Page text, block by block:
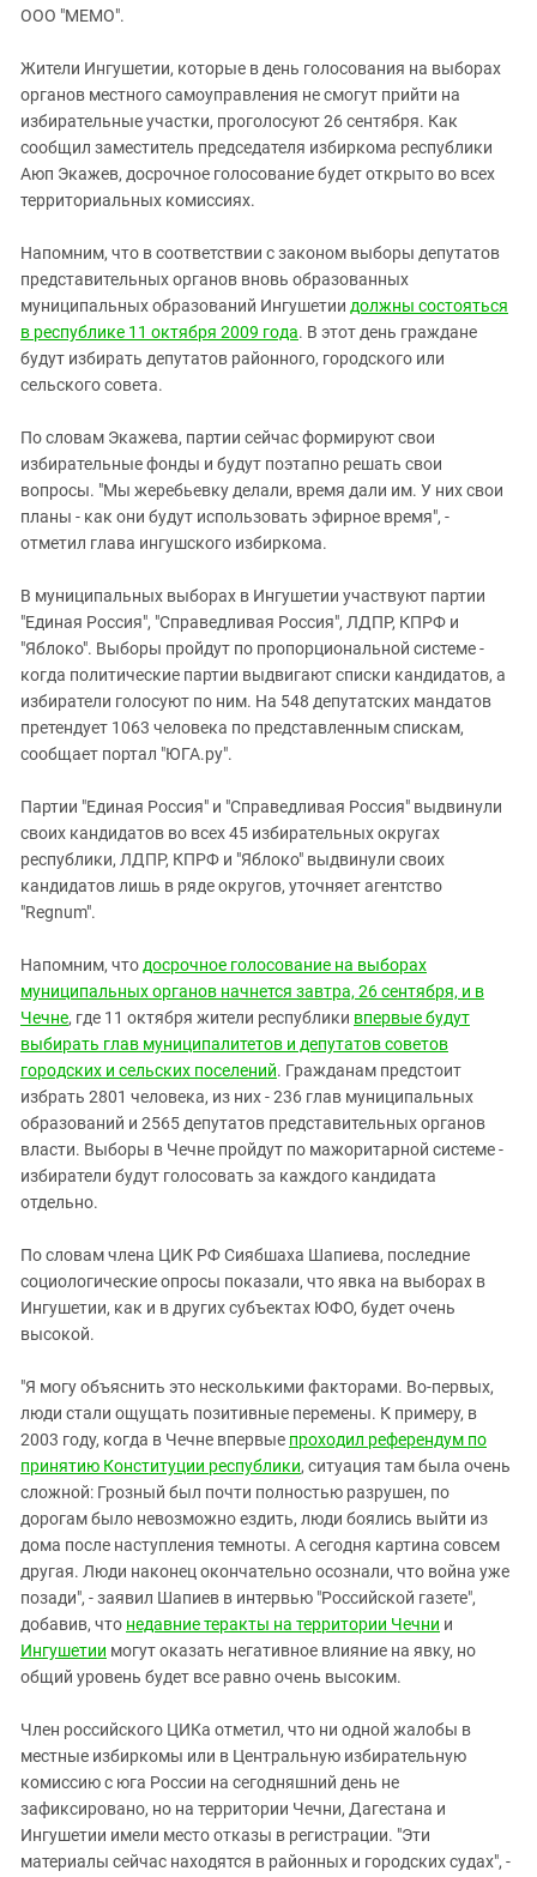
ИНАКОМЫСЛИЕ В ЧЕЧНЕ
ПРЕСЛЕДОВАНИЕ АКТИВИСТОВ
МОБИЛИЗАЦИЯ И ПРОТЕСТЫ
Дагестан
Кабардино-Балкария
Калмыкия
Карачаево-Черкесия
Краснодарский край
Российская Федерация
Ростовская область
Северная Осетия - Алания
СКФО
Ставропольский край
Чечня
Южная Осетия
Южный Кавказ
ООО "МЕМО".
Жители Ингушетии, которые в день голосования на выборах
органов местного самоуправления не смогут прийти на
избирательные участки, проголосуют 26 сентября. Как
сообщил заместитель председателя избиркома республики
Аюп Экажев, досрочное голосование будет открыто во всех
территориальных комиссиях.
Напомним, что в соответствии с законом выборы депутатов
представительных органов вновь образованных
муниципальных образований Ингушетии должны состояться
в республике 11 октября 2009 года. В этот день граждане
будут избирать депутатов районного, городского или
сельского совета.
По словам Экажева, партии сейчас формируют свои
избирательные фонды и будут поэтапно решать свои
вопросы. "Мы жеребьевку делали, время дали им. У них свои
планы - как они будут использовать эфирное время", -
отметил глава ингушского избиркома.
В муниципальных выборах в Ингушетии участвуют партии
"Единая Россия", "Справедливая Россия", ЛДПР, КПРФ и
"Яблоко". Выборы пройдут по пропорциональной системе -
когда политические партии выдвигают списки кандидатов, а
избиратели голосуют по ним. На 548 депутатских мандатов
претендует 1063 человека по представленным спискам,
сообщает портал "ЮГА.ру".
Партии "Единая Россия" и "Справедливая Россия" выдвинули
своих кандидатов во всех 45 избирательных округах
республики, ЛДПР, КПРФ и "Яблоко" выдвинули своих
кандидатов лишь в ряде округов, уточняет агентство
"Regnum".
Напомним, что досрочное голосование на выборах
муниципальных органов начнется завтра, 26 сентября, и в
Чечне, где 11 октября жители республики впервые будут
выбирать глав муниципалитетов и депутатов советов
городских и сельских поселений. Гражданам предстоит
избрать 2801 человека, из них - 236 глав муниципальных
образований и 2565 депутатов представительных органов
власти. Выборы в Чечне пройдут по мажоритарной системе -
избиратели будут голосовать за каждого кандидата
отдельно.
По словам члена ЦИК РФ Сиябшаха Шапиева, последние
социологические опросы показали, что явка на выборах в
Ингушетии, как и в других субъектах ЮФО, будет очень
высокой.
"Я могу объяснить это несколькими факторами. Во-первых,
люди стали ощущать позитивные перемены. К примеру, в
2003 году, когда в Чечне впервые проходил референдум по
принятию Конституции республики, ситуация там была очень
сложной: Грозный был почти полностью разрушен, по
дорогам было невозможно ездить, люди боялись выйти из
дома после наступления темноты. А сегодня картина совсем
другая. Люди наконец окончательно осознали, что война уже
позади", - заявил Шапиев в интервью "Российской газете",
добавив, что недавние теракты на территории Чечни и
Ингушетии могут оказать негативное влияние на явку, но
общий уровень будет все равно очень высоким.
Член российского ЦИКа отметил, что ни одной жалобы в
местные избиркомы или в Центральную избирательную
комиссию с юга России на сегодняшний день не
зафиксировано, но на территории Чечни, Дагестана и
Ингушетии имели место отказы в регистрации. "Эти
материалы сейчас находятся в районных и городских судах", -